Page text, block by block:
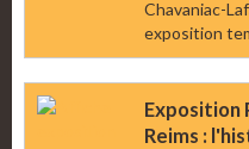
Chavaniac-
exposition
Exposition
Reims :